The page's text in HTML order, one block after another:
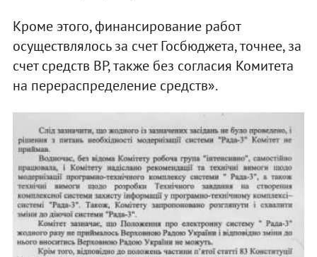
Кроме этого, финансирование работ
осуществлялось за счет Госбюджета, точнее, за
счет средств ВР, также без согласия Комитета
на перераспределение средств».